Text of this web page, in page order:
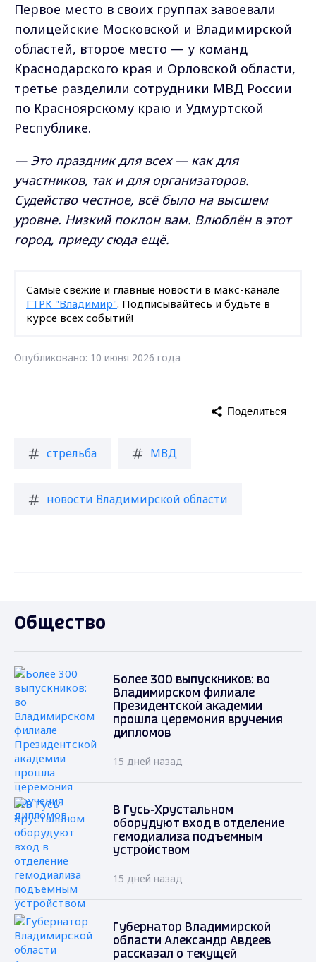
Первое место в своих группах завоевали
полицейские Московской и Владимирской
областей, второе место — у команд
Краснодарского края и Орловской области,
третье разделили сотрудники МВД России
по Красноярскому краю и Удмуртской
Республике.
— Это праздник для всех — как для
участников, так и для организаторов.
Судейство честное, всё было на высшем
уровне. Низкий поклон вам. Влюблён в этот
город, приеду сюда ещё.
Самые свежие и главные новости в макс-канале
ГТРК "Владимир". Подписывайтесь и будьте в
курсе всех событий!
Опубликовано: 10 июня 2026 года
стрельба МВД
новости Владимирской области
Поделиться
Общество
Более 300 выпускников: во
Владимирском филиале
Президентской академии
прошла церемония вручения
дипломов
15 дней назад
В Гусь-Хрустальном
оборудуют вход в отделение
гемодиализа подъемным
устройством
15 дней назад
Губернатор Владимирской
области Александр Авдеев
рассказал о текущей